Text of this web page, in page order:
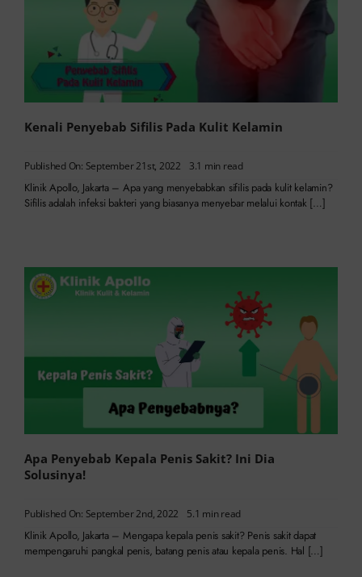
Kenali Penyebab Sifilis Pada Kulit Kelamin
Published On: September 21st, 2022 3.1 min read
Klinik Apollo, Jakarta – Apa yang menyebabkan sifilis pada kulit kelamin?
Sifilis adalah infeksi bakteri yang biasanya menyebar melalui kontak […]
Apa Penyebab Kepala Penis Sakit? Ini Dia
Solusinya!
Published On: September 2nd, 2022 5.1 min read
Klinik Apollo, Jakarta – Mengapa kepala penis sakit? Penis sakit dapat
mempengaruhi pangkal penis, batang penis atau kepala penis. Hal […]